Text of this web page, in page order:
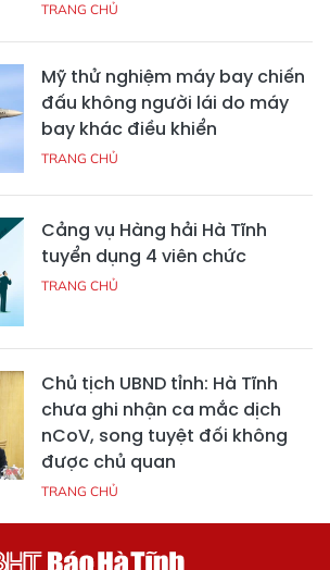
TRANG CHỦ
Mỹ thử nghiệm máy bay chiến
đấu không người lái do máy
bay khác điều khiển
TRANG CHỦ
Cảng vụ Hàng hải Hà Tĩnh
tuyển dụng 4 viên chức
TRANG CHỦ
Chủ tịch UBND tỉnh: Hà Tĩnh
chưa ghi nhận ca mắc dịch
nCoV, song tuyệt đối không
được chủ quan
TRANG CHỦ